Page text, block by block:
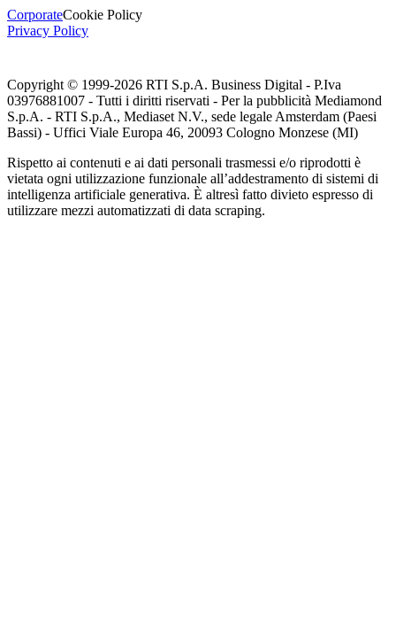
CorporateCookie Policy
Privacy Policy
Copyright © 1999-2026 RTI S.p.A. Business Digital - P.Iva
03976881007 - Tutti i diritti riservati - Per la pubblicità Mediamond
S.p.A. - RTI S.p.A., Mediaset N.V., sede legale Amsterdam (Paesi
Bassi) - Uffici Viale Europa 46, 20093 Cologno Monzese (MI)
Rispetto ai contenuti e ai dati personali trasmessi e/o riprodotti è
vietata ogni utilizzazione funzionale all’addestramento di sistemi di
intelligenza artificiale generativa. È altresì fatto divieto espresso di
utilizzare mezzi automatizzati di data scraping.